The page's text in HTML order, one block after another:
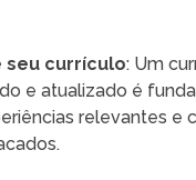
seu currículo: Um
e atualizado é
relevantes e